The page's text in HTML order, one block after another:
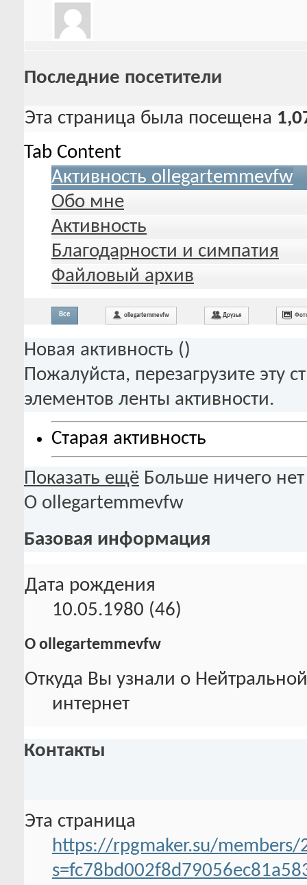
Последние посетители
Эта страница была посещена
Tab Content
Активность ollegartemmevfw
Обо мне
Активность
Благодарности и симпатия
Файловый архив
Все ollegartemmevfw Друзья
Новая активность ()
Пожалуйста, перезагрузите эту
элементов ленты активности.
Старая активность
Показать ещё Больше ничего нет
О ollegartemmevfw
Базовая информация
Дата рождения
10.05.1980 (46)
О ollegartemmevfw
Откуда Вы узнали о
интернет
Контакты
Эта страница
https://rpgmaker.su/